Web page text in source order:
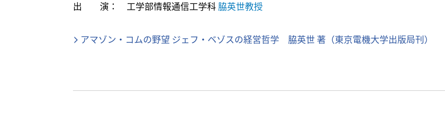
出 演： 工学部情報通信工学科脇英世教授
アマゾン・コムの野望 ジェフ・ベゾスの経営哲学 脇英世 著（東京電機大学出版局刊）